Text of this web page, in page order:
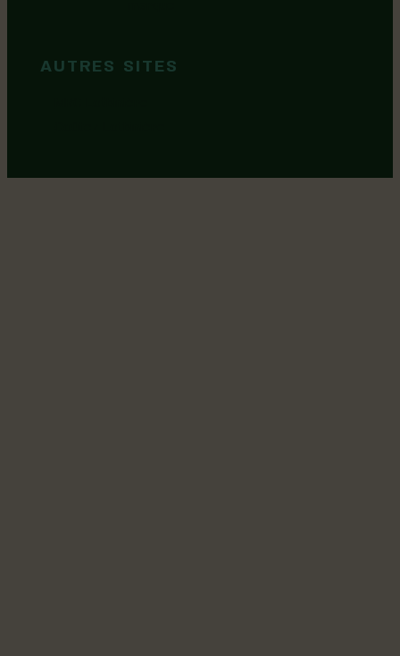
AUTRES SITES